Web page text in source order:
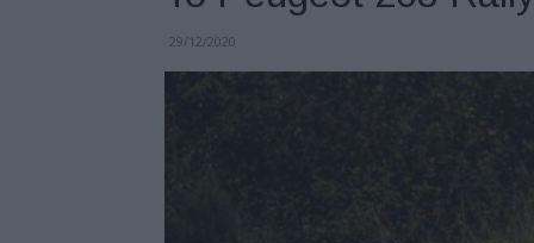
29/12/2020